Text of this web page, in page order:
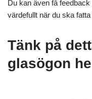
Du kan även få
värdefullt när du ska
Tänk på
glasögon